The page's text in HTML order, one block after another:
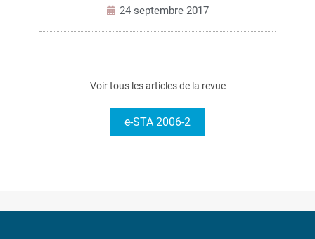
24 septembre 2017
Voir tous les articles de la revue
e-STA 2006-2